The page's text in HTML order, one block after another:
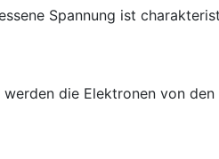
Spannung ist
die Elektronen von